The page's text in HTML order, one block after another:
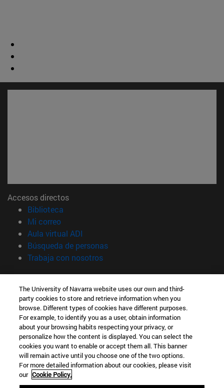
Accesos directos
Biblioteca
Mi correo(abre en nueva ventana)
Aula virtual ADI
Búsqueda de personas(abre en nueva ventana)
Trabaja con nosotros(abre en nueva ventana)
Información
TFNO +34 948 42 56 00
¿QUÉ GRADO TE INTERESA?
¿QUÉ MÁSTER TE INTERESA?
© Universidad de Navarra
Información legal
Accesibilidad
Configuración de cookies
The University of Navarra website uses our own and third-
party cookies to store and retrieve information when you
browse. Different types of cookies have different purposes.
For example, to identify you as a user, obtain information
about your browsing habits respecting your privacy, or
personalize how the content is displayed. You can select the
cookies you want to enable or accept them all. This banner
will remain active until you choose one of the two options.
For more detailed information about our cookies, please visit
our Cookie Policy.